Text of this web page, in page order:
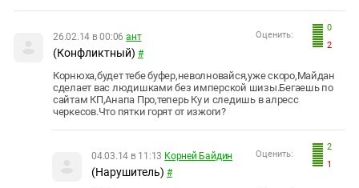
0
2
Оценить:
26.02.14 в 00:06 ант
(Конфликтный) #
Корнюха,будет тебе буфер,неволновайся,уже скоро,Майдан
сделает вас людишками без имперской шизы.Бегаешь по
сайтам КП,Анапа Про,теперь Ку и следишь в алресс
черкесов.Что пятки горят от изжоги?
2
1
Оценить:
04.03.14 в 11:13 Корней Байдин
(Нарушитель) #